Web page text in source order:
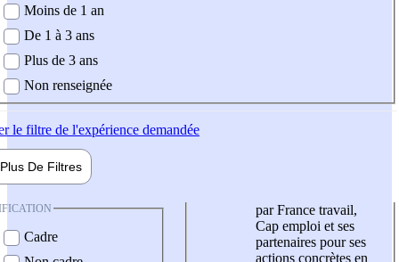
demandée
Moins de 1 an
De 1 à 3 ans
Plus de 3 ans
Non renseignée
le filtre de l'expérience demandée
Plus De Filtres
Cadre
par France travail,
Cap emploi et ses
partenaires pour ses
actions concrètes en